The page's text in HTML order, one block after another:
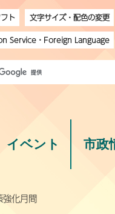
ト
文字サイズ・配色の変更
Service・ Foreign Language
イベント 市政
化月間